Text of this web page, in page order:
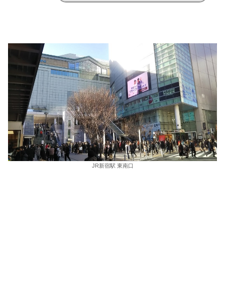
JR新宿駅 東南口